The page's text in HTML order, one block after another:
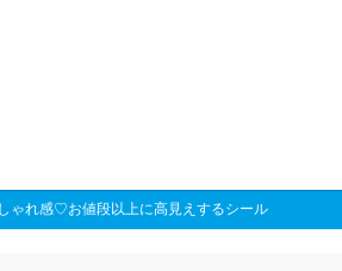
ゃれ感♡お値段以上に高見えするシール